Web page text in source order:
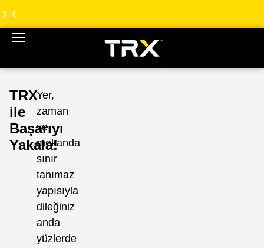
TRX
Sitesi
TRX
Sitesi
TRX
ile
Başarıyı
Yakala!
Yer,
zaman
ve
mekanda
sınır
tanımaz
yapısıyla
dileğiniz
anda
yüzlerde